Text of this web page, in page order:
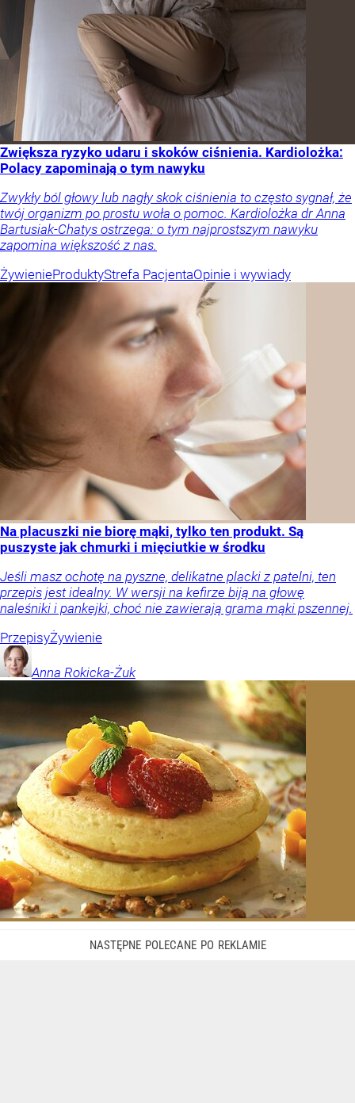
Zwiększa ryzyko udaru i skoków ciśnienia. Kardiolożka:
Polacy zapominają o tym nawyku
Zwykły ból głowy lub nagły skok ciśnienia to często sygnał, że
twój organizm po prostu woła o pomoc. Kardiolożka dr Anna
Bartusiak-Chatys ostrzega: o tym najprostszym nawyku
zapomina większość z nas.
ŻywienieProduktyStrefa PacjentaOpinie i wywiady
Na placuszki nie biorę mąki, tylko ten produkt. Są
puszyste jak chmurki i mięciutkie w środku
Jeśli masz ochotę na pyszne, delikatne placki z patelni, ten
przepis jest idealny. W wersji na kefirze biją na głowę
naleśniki i pankejki, choć nie zawierają grama mąki pszennej.
PrzepisyŻywienie
Anna Rokicka-Żuk